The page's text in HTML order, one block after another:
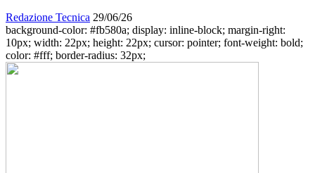
Redazione Tecnica 29/06/26
background-color: #fb580a; display: inline-block; margin-right:
10px; width: 22px; height: 22px; cursor: pointer; font-weight: bold;
color: #fff; border-radius: 32px;